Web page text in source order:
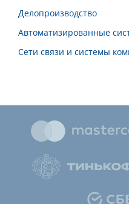
Делопроизводство
Автоматизированные
Сети связи и системы